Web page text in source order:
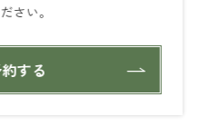
さい。
する